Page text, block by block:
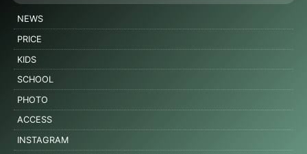
NEWS
PRICE
KIDS
SCHOOL
PHOTO
ACCESS
INSTAGRAM